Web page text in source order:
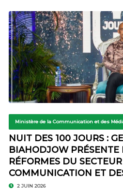
Ministère de la Communication et des
NUIT DES 100 JOURS :
BIAHODJOW PRÉSENTE
RÉFORMES DU
COMMUNICATION ET
2 JUIN 2026